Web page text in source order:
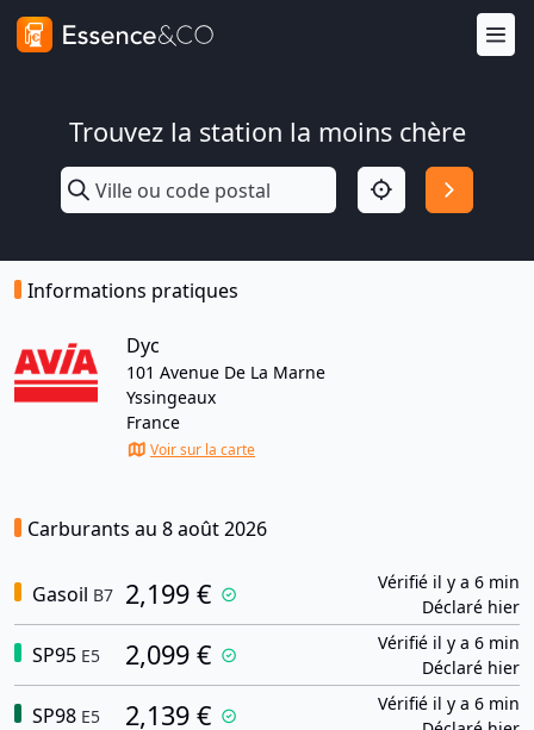
Trouvez la station la moins chère
Informations pratiques
Dyc
101 Avenue De La Marne
Yssingeaux
France
Voir sur la carte
Carburants au 8 août 2026
Gasoil B7 2,199 €
Vérifié il y a 6 min
Déclaré hier
SP95 E5 2,099 €
Vérifié il y a 6 min
Déclaré hier
SP98 E5 2,139 €
Vérifié il y a 6 min